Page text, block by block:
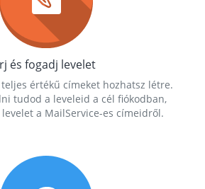
és fogadj levelet
értékű címeket hozhatsz létre.
tudod a leveleid a cél fiókodban,
a MailService-es címeidről.